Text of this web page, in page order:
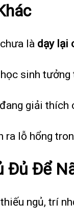
là dạy lại
sinh tưởng
giải thích
lỗ hổng
Để
ngủ, trí